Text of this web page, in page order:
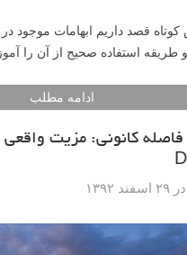
قصد داریم ابهامات موجود
طریقه استفاده صحیح از آن را
ادامه مطلب
کانونی: مزیت واقعی